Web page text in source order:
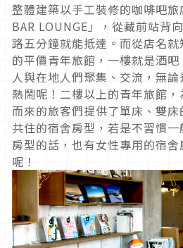
整體建築以手工裝修的咖啡吧
BAR LOUNGE」，從藏前站背
路五分鐘就能抵達。而從店名
的平價青年旅館，一樓就是酒
人與在地人們聚集、交流，無
熱鬧呢！二樓以上的青年旅館
而來的旅客們提供了單床、雙
共住的宿舍房型，若是不習慣
房型的話，也有女性專用的宿
呢！